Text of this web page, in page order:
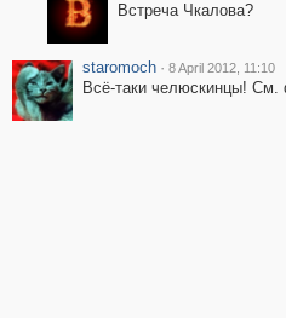
Встреча Чкалова?
staromoch · 8 April 2012, 11:10
Всё-таки челюскинцы! См.